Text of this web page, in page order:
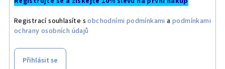
Registrací souhlasíte sobchodními podmínkami a podmínkami
ochrany osobních údajů
Přihlásit se